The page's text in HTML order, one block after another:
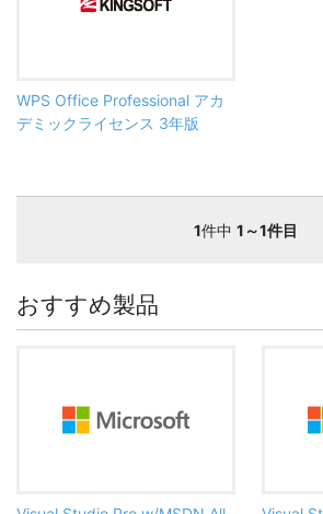
WPS Office Professional アカ
デミックライセンス 3年版
1件中 1～1件目
おすすめ製品